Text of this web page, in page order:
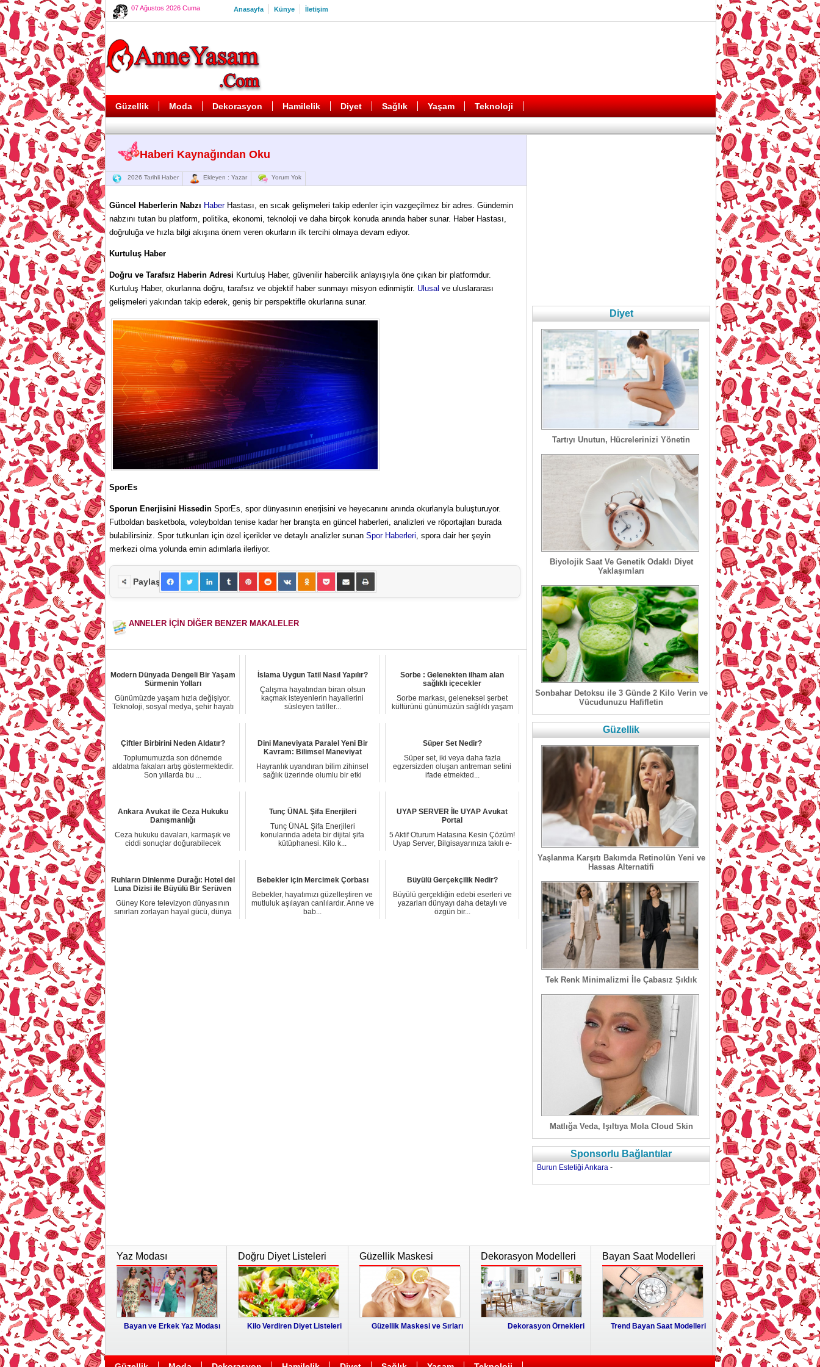
07 Ağustos 2026 Cuma Anasayfa Künye İletişim
Güzellik Moda Dekorasyon Hamilelik Diyet Sağlık Yaşam Teknoloji
Haberi Kaynağından Oku
2026 Tarihli Haber Ekleyen : Yazar Yorum Yok
Güncel Haberlerin Nabzı HaberHastası, en sıcak gelişmeleri takip edenler için vazgeçilmez bir adres. Gündemin
nabzını tutan bu platform, politika, ekonomi, teknoloji ve daha birçok konuda anında haber sunar. Haber Hastası,
doğruluğa ve hızla bilgi akışına önem veren okurların ilk tercihi olmaya devam ediyor.
Kurtuluş Haber
Doğru ve Tarafsız Haberin Adresi Kurtuluş Haber, güvenilir habercilik anlayışıyla öne çıkan bir platformdur.
Kurtuluş Haber, okurlarına doğru, tarafsız ve objektif haber sunmayı misyon edinmiştir. Ulusal ve uluslararası
gelişmeleri yakından takip ederek, geniş bir perspektifle okurlarına sunar.
SporEs
Sporun Enerjisini Hissedin SporEs, spor dünyasının enerjisini ve heyecanını anında okurlarıyla buluşturuyor.
Futboldan basketbola, voleyboldan tenise kadar her branşta en güncel haberleri, analizleri ve röportajları burada
bulabilirsiniz. Spor tutkunları için özel içerikler ve detaylı analizler sunan Spor Haberleri, spora dair her şeyin
merkezi olma yolunda emin adımlarla ilerliyor.
Paylaş
ANNELER İÇİN DİĞER BENZER MAKALELER
Modern Dünyada Dengeli Bir Yaşam
Sürmenin Yolları
Günümüzde yaşam hızla değişiyor.
Teknoloji, sosyal medya, şehir hayatı
İslama Uygun Tatil Nasıl Yapılır?
Çalışma hayatından biran olsun
kaçmak isteyenlerin hayallerini
süsleyen tatiller...
Sorbe : Gelenekten ilham alan
sağlıklı içecekler
Sorbe markası, geleneksel şerbet
kültürünü günümüzün sağlıklı yaşam
Çiftler Birbirini Neden Aldatır?
Toplumumuzda son dönemde
aldatma fakaları artış göstermektedir.
Son yıllarda bu ...
Dini Maneviyata Paralel Yeni Bir
Kavram: Bilimsel Maneviyat
Hayranlık uyandıran bilim zihinsel
sağlık üzerinde olumlu bir etki
Süper Set Nedir?
Süper set, iki veya daha fazla
egzersizden oluşan antreman setini
ifade etmekted...
Ankara Avukat ile Ceza Hukuku
Danışmanlığı
Ceza hukuku davaları, karmaşık ve
ciddi sonuçlar doğurabilecek
Tunç ÜNAL Şifa Enerjileri
Tunç ÜNAL Şifa Enerjileri
konularında adeta bir dijital şifa
kütüphanesi. Kilo k...
UYAP SERVER İle UYAP Avukat
Portal
5 Aktif Oturum Hatasına Kesin Çözüm!
Uyap Server, Bilgisayarınıza takılı e-
Ruhların Dinlenme Durağı: Hotel del
Luna Dizisi ile Büyülü Bir Serüven
Güney Kore televizyon dünyasının
sınırları zorlayan hayal gücü, dünya
Bebekler için Mercimek Çorbası
Bebekler, hayatımızı güzelleştiren ve
mutluluk aşılayan canlılardır. Anne ve
bab...
Büyülü Gerçekçilik Nedir?
Büyülü gerçekliğin edebi eserleri ve
yazarları dünyayı daha detaylı ve
özgün bir...
Diyet
Tartıyı Unutun, Hücrelerinizi Yönetin
Biyolojik Saat Ve Genetik Odaklı Diyet
Yaklaşımları
Sonbahar Detoksu ile 3 Günde 2 Kilo Verin ve
Vücudunuzu Hafifletin
Güzellik
Yaşlanma Karşıtı Bakımda Retinolün Yeni ve
Hassas Alternatifi
Tek Renk Minimalizmi İle Çabasız Şıklık
Matlığa Veda, Işıltıya Mola Cloud Skin
Sponsorlu Bağlantılar
Burun Estetiği Ankara -
Yaz Modası
Bayan ve Erkek Yaz Modası
Doğru Diyet Listeleri
Kilo Verdiren Diyet Listeleri
Güzellik Maskesi
Güzellik Maskesi ve Sırları
Dekorasyon Modelleri
Dekorasyon Örnekleri
Bayan Saat Modelleri
Trend Bayan Saat Modelleri